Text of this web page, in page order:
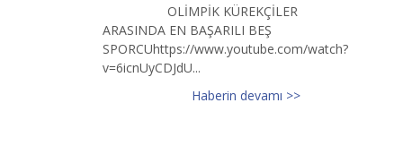
OLİMPİK KÜREKÇİLER
ARASINDA EN BAŞARILI BEŞ
SPORCUhttps://www.youtube.com/watch?
v=6icnUyCDJdU...
Haberin devamı >>